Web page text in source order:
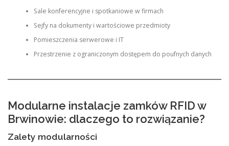
Sale konferencyjne i spotkaniowe w firmach
Sejfy na dokumenty i wartościowe przedmioty
Pomieszczenia serwerowe i IT
Przestrzenie z ograniczonym dostępem do poufnych danych
Modularne instalacje zamków RFID w
Brwinowie: dlaczego to rozwiązanie?
Zalety modularności